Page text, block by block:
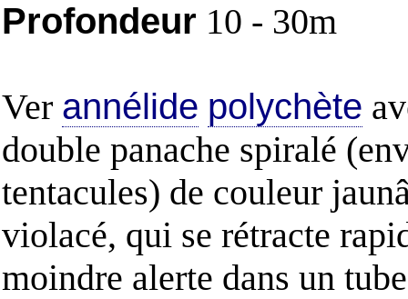
Profondeur 10 - 30m
Ver annélide polychète
double panache spiralé
tentacules) de couleur
violacé, qui se rétracte
moindre alerte dans un tube